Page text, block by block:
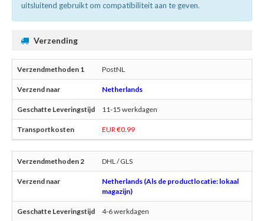
uitsluitend gebruikt om compatibiliteit aan te geven.
Verzending
PostNL
Netherlands
11-15 werkdagen
EUR €0.99
DHL / GLS
Netherlands (Als de productlocatie: lokaal
magazijn)
4-6 werkdagen